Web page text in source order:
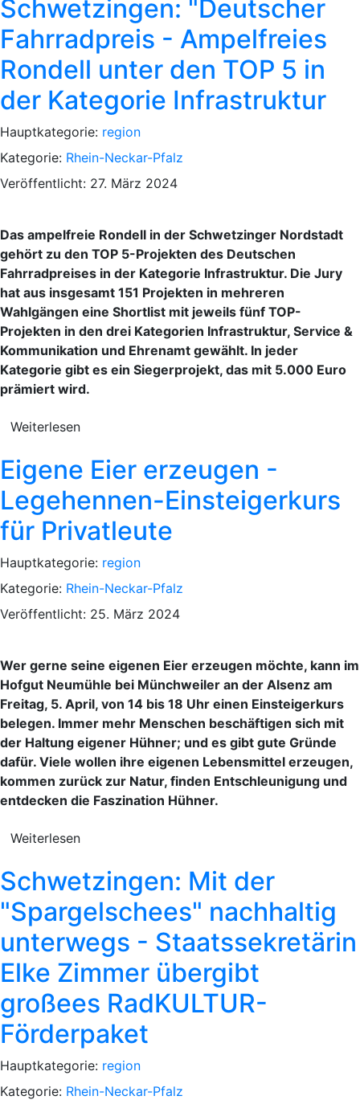
Schwetzingen: "Deutscher
Fahrradpreis - Ampelfreies
Rondell unter den TOP 5 in
der Kategorie Infrastruktur
Hauptkategorie: region
Kategorie: Rhein-Neckar-Pfalz
Veröffentlicht: 27. März 2024
Das ampelfreie Rondell in der Schwetzinger Nordstadt
gehört zu den TOP 5-Projekten des Deutschen
Fahrradpreises in der Kategorie Infrastruktur. Die Jury
hat aus insgesamt 151 Projekten in mehreren
Wahlgängen eine Shortlist mit jeweils fünf TOP-
Projekten in den drei Kategorien Infrastruktur, Service &
Kommunikation und Ehrenamt gewählt. In jeder
Kategorie gibt es ein Siegerprojekt, das mit 5.000 Euro
prämiert wird.
Weiterlesen
Eigene Eier erzeugen -
Legehennen-Einsteigerkurs
für Privatleute
Hauptkategorie: region
Kategorie: Rhein-Neckar-Pfalz
Veröffentlicht: 25. März 2024
Wer gerne seine eigenen Eier erzeugen möchte, kann im
Hofgut Neumühle bei Münchweiler an der Alsenz am
Freitag, 5. April, von 14 bis 18 Uhr einen Einsteigerkurs
belegen. Immer mehr Menschen beschäftigen sich mit
der Haltung eigener Hühner; und es gibt gute Gründe
dafür. Viele wollen ihre eigenen Lebensmittel erzeugen,
kommen zurück zur Natur, finden Entschleunigung und
entdecken die Faszination Hühner.
Weiterlesen
Schwetzingen: Mit der
"Spargelschees" nachhaltig
unterwegs - Staatssekretärin
Elke Zimmer übergibt
großees RadKULTUR-
Förderpaket
Hauptkategorie: region
Kategorie: Rhein-Neckar-Pfalz